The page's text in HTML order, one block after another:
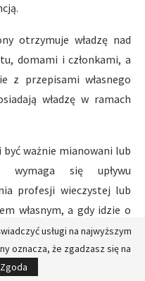
otrzymuje władzę nad
domami i członkami, a
z przepisami własnego
władzę w ramach
być ważnie mianowani lub
wymaga się upływu
profesji wieczystej lub
własnym, a gdy idzie o
być ustanawiani na
usługi na najwyższym
oznacza, że zgadzasz się na
Zgoda